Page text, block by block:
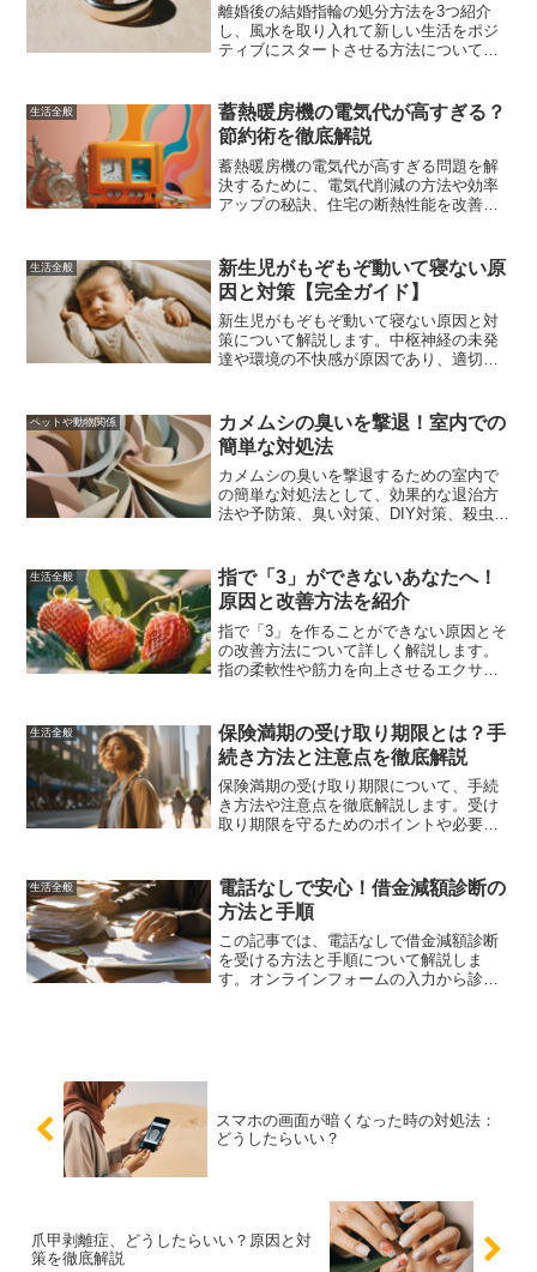
離婚後の結婚指輪の処分方法を3つ紹介
し、風水を取り入れて新しい生活をポジ
ティブにスタートさせる方法について解
体的なアドバイスを提供します。
生活全般
蓄熱暖房機の電気代が高すぎる？
節約術を徹底解説
蓄熱暖房機の電気代が高すぎる問題を解
決するために、電気代削減の方法や効率
アップの秘訣、住宅の断熱性能を改善す
介しました。これらの情報を参考にし
て、暖かさを保ちながら電気代を抑える
方法を見つけてください。
生活全般
新生児がもぞもぞ動いて寝ない原
因と対策【完全ガイド】
新生児がもぞもぞ動いて寝ない原因と対
策について解説します。中枢神経の未発
達や環境の不快感が原因であり、適切な
ペットや動物関係
カメムシの臭いを撃退！室内での
簡単な対処法
カメムシの臭いを撃退するための室内で
の簡単な対処法として、効果的な退治方
法や予防策、臭い対策、DIY対策、殺虫剤
メムシの侵入を防ぎ、快適な生活を維持
することができます。
生活全般
指で「3」ができないあなたへ！
原因と改善方法を紹介
指で「3」を作ることができない原因とそ
の改善方法について詳しく解説します。
指の柔軟性や筋力を向上させるエクササ
し、指の健康を取り戻すためのヒントを
お届けします。
生活全般
保険満期の受け取り期限とは？手
続き方法と注意点を徹底解説
保険満期の受け取り期限について、手続
き方法や注意点を徹底解説します。受け
取り期限を守るためのポイントや必要書
す。
生活全般
電話なしで安心！借金減額診断の
方法と手順
この記事では、電話なしで借金減額診断
を受ける方法と手順について解説しま
す。オンラインフォームの入力から診断
スマホの画面が暗くなった時の対処法：
どうしたらいい？
爪甲剥離症、どうしたらいい？原因と対
策を徹底解説